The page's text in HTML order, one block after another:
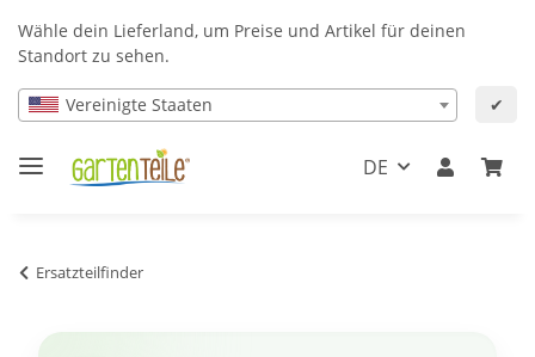
Wähle dein Lieferland, um Preise und Artikel für deinen
Standort zu sehen.
Vereinigte Staaten ✔
DE
Ersatzteilfinder